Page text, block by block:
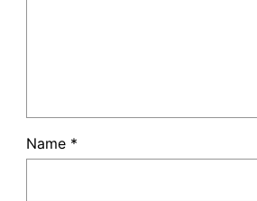
Name *